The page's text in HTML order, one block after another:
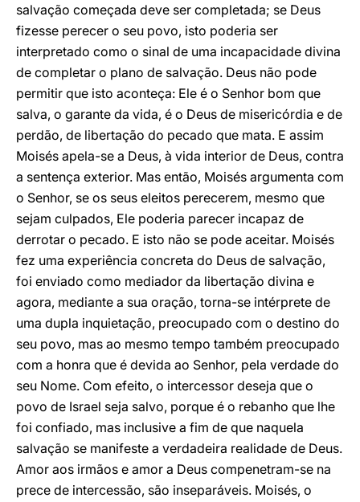
salvação começada deve ser completada; se Deus
fizesse perecer o seu povo, isto poderia ser
interpretado como o sinal de uma incapacidade divina
de completar o plano de salvação. Deus não pode
permitir que isto aconteça: Ele é o Senhor bom que
salva, o garante da vida, é o Deus de misericórdia e de
perdão, de libertação do pecado que mata. E assim
Moisés apela-se a Deus, à vida interior de Deus, contra
a sentença exterior. Mas então, Moisés argumenta com
o Senhor, se os seus eleitos perecerem, mesmo que
sejam culpados, Ele poderia parecer incapaz de
derrotar o pecado. E isto não se pode aceitar. Moisés
fez uma experiência concreta do Deus de salvação,
foi enviado como mediador da libertação divina e
agora, mediante a sua oração, torna-se intérprete de
uma dupla inquietação, preocupado com o destino do
seu povo, mas ao mesmo tempo também preocupado
com a honra que é devida ao Senhor, pela verdade do
seu Nome. Com efeito, o intercessor deseja que o
povo de Israel seja salvo, porque é o rebanho que lhe
foi confiado, mas inclusive a fim de que naquela
salvação se manifeste a verdadeira realidade de Deus.
Amor aos irmãos e amor a Deus compenetram-se na
prece de intercessão, são inseparáveis. Moisés, o